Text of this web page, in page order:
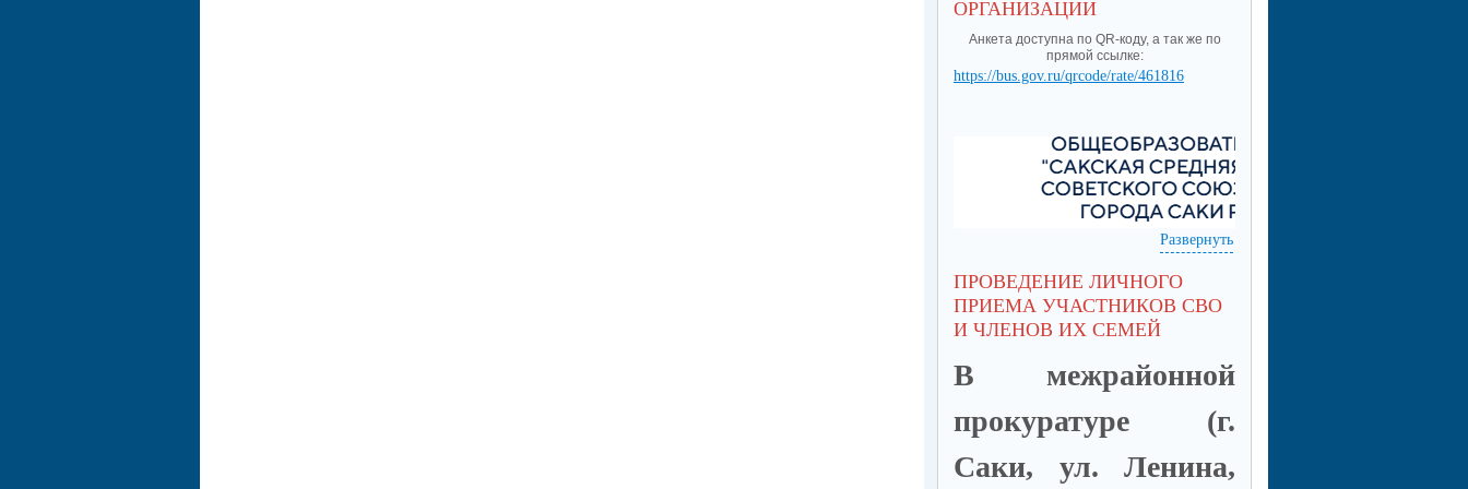
ОРГАНИЗАЦИИ
Анкета доступна по QR-коду, а так же по
прямой ссылке:
https://bus.gov.ru/qrcode/rate/461816
Развернуть
ПРОВЕДЕНИЕ ЛИЧНОГО
ПРИЕМА УЧАСТНИКОВ СВО
И ЧЛЕНОВ ИХ СЕМЕЙ
В межрайонной
прокуратуре (г.
Саки, ул. Ленина,